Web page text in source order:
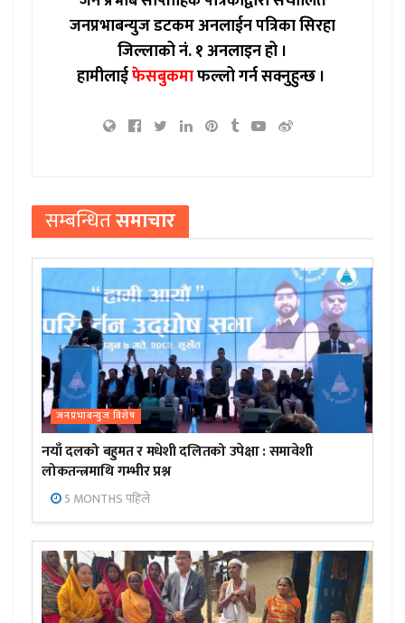
जनप्रभाबन्युज डटकम अनलाईन पत्रिका सिरहा
जिल्लाको नं. १ अनलाइन हो ।
हामीलाईफेसबुकमाफल्लो गर्न सक्नुहुन्छ ।
सम्बन्धितसमाचार
जनप्रभाबन्युज विशेष
नयाँ दलको बहुमत र मधेशी दलितको उपेक्षा : समावेशी
लोकतन्त्रमाथि गम्भीर प्रश्न
5 MONTHS पहिले